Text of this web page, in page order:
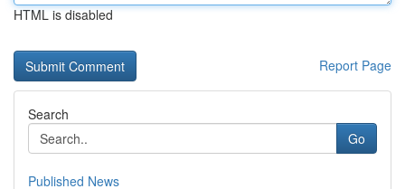
HTML is disabled
Report Page
Search
Go
Published News